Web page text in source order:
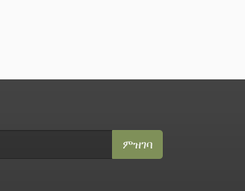
ምዝገባ